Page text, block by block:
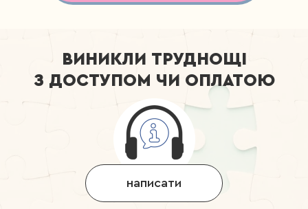
ВИНИКЛИ ТРУДНОЩІ
З ДОСТУПОМ ЧИ ОПЛАТОЮ
написати